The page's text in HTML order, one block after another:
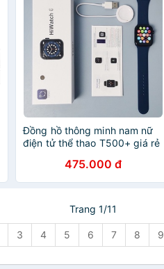
Đồng hồ thông minh nam nữ
điện tử thể thao T500+ giá rẻ
kèm chống nước phiên bản
giới hạn
475.000 đ
Trang 1/11
3 4 5 6 7 8 9